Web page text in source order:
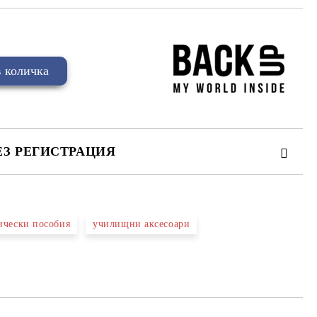
РЕГИСТРАЦИЯ
пособия училищни аксесоари